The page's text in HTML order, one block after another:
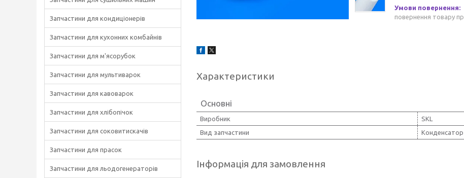
повернення товару
Характеристики
Основні
Виробник
SKL
Вид запчастини
Конденсатор
Інформація для замовлення
Запчастини для кондиціонерів
Запчастини для кухонних комбайнів
Запчастини для м'ясорубок
Запчастини для мультиварок
Запчастини для кавоварок
Запчастини для хлібопічок
Запчастини для соковитискачів
Запчастини для прасок
Запчастини для льодогенераторів